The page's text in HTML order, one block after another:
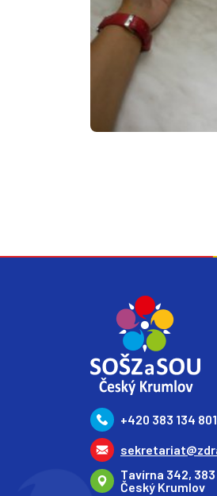
+420 383 134 801
Tavírna 342, 383
Český Krumlov